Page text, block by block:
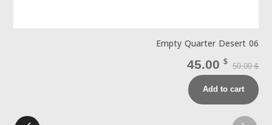
Empty Quarter Desert 06
50.00$
45.00 $
Add to cart